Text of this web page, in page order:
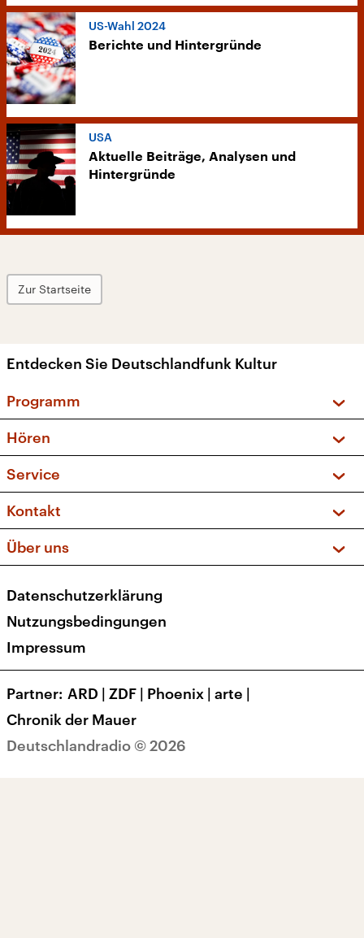
US-Wahl 2024
Berichte und Hintergründe
USA
Aktuelle Beiträge, Analysen und
Hintergründe
Zur Startseite
Entdecken Sie Deutschlandfunk Kultur
Programm
Sendungen und Podcasts
Musikliste
Kakadu – Das Kinderprogramm
Hören
Frequenzen (UKW + DAB+)
Service
FAQ
Apps
Newsletter
Kontakt
Social Media
Über uns
Presse
Karriere
Transparenz
Deutschlandradio © 2026
Datenschutzerklärung
Nutzungsbedingungen
Impressum
Partner ARD | ZDF | Phoenix | arte |
Chronik der Mauer